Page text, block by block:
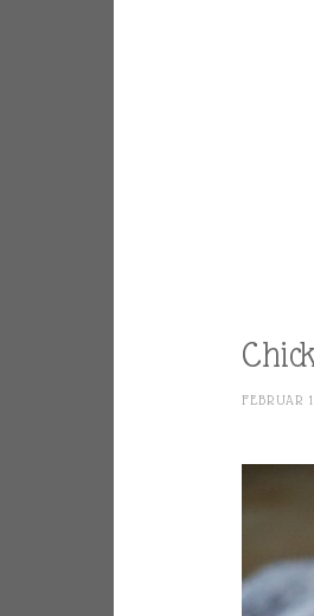
FEBRUAR